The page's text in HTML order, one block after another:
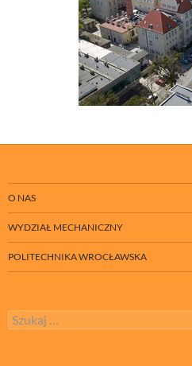
O NAS
WYDZIAŁ MECHANICZNY
POLITECHNIKA WROCŁAWSKA
Szukaj: